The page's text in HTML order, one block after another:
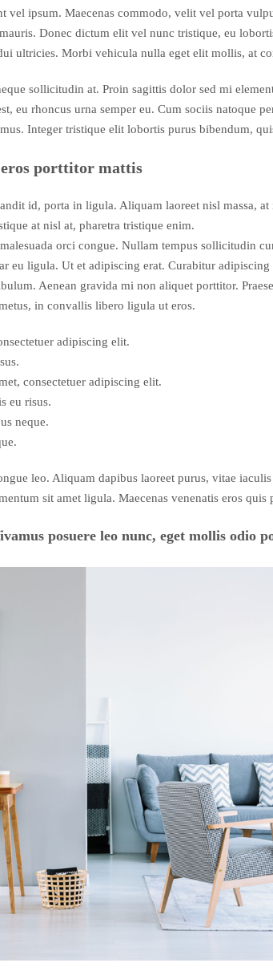
vel ipsum. Maecenas commodo, velit vel porta
Donec dictum elit vel nunc tristique, eu
ultricies. Morbi vehicula nulla eget elit mollis, at
sollicitudin at. Proin sagittis dolor sed mi
eu rhoncus urna semper eu. Cum sociis natoque
Integer tristique elit lobortis purus bibendum,
eros porttitor mattis
id, porta in ligula. Aliquam laoreet nisl massa,
at nisl at, pharetra tristique enim.
orci congue. Nullam tempus sollicitudin
eu ligula. Ut et adipiscing erat. Curabitur
Aenean gravida mi non aliquet porttitor.
in convallis libero ligula ut eros.
adipiscing elit.
consectetuer adipiscing elit.
eu risus.
neque.
leo. Aliquam dapibus laoreet purus, vitae iaculis
sit amet ligula. Maecenas venenatis eros quis
posuere leo nunc, eget mollis odio